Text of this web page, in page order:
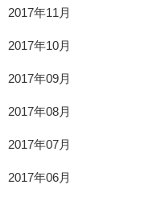
2017年11月
2017年10月
2017年09月
2017年08月
2017年07月
2017年06月